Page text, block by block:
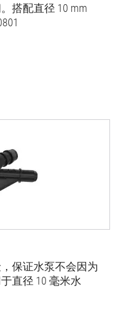
搭配直径 10 mm
保证水泵不会因为
直径 10 毫米水